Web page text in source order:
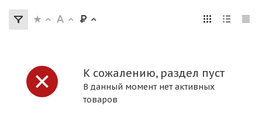
К сожалению, раздел пуст
В данный момент нет активных
товаров